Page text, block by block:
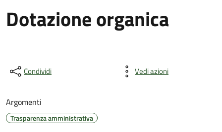
Dotazione organica
Condividi Vedi azioni
Argomenti
Trasparenza amministrativa